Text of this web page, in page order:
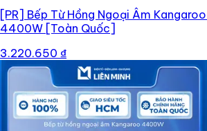
[PR] Bếp Từ Hồng Ngoại Âm
4400W [Toàn Quốc]
3.220.650 ₫